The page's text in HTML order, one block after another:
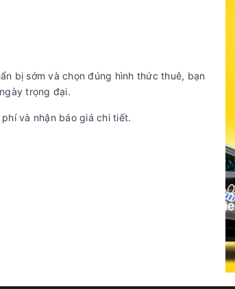
bị sớm và chọn đúng hình thức thuê, bạn
trọng đại.
và nhận báo giá chi tiết.